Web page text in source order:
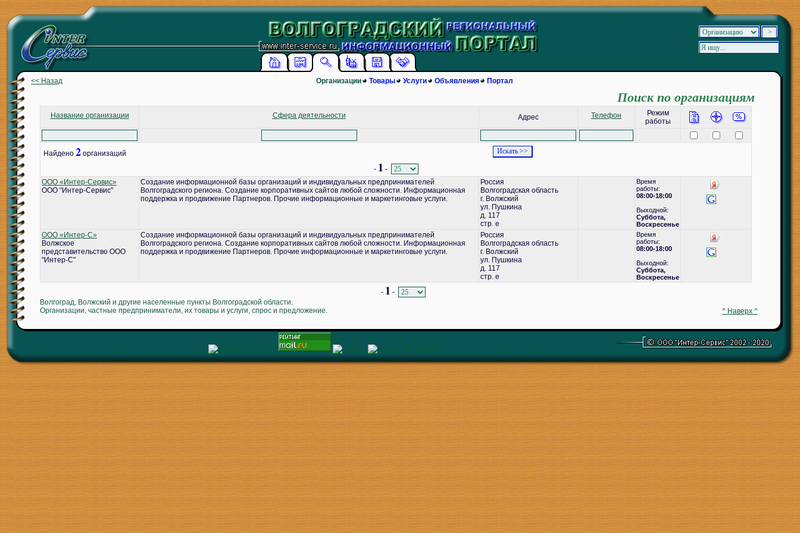
<< Назад Организации Товары Услуги Объявления Портал
Поиск по организациям
Название организации Сфера деятельности Адрес Телефон
Режим
работы
Найдено 2 организаций
- 1 -
ООО «Интер-Сервис»
ООО "Интер-Сервис"
Создание информационной базы организаций и индивидуальных предпринимателей
Волгоградского региона. Создание корпоративных сайтов любой сложности. Информационная
поддержка и продвижение Партнеров. Прочие информационные и маркетинговые услуги.
Россия
Волгоградская область
г. Волжский
ул. Пушкина
д. 117
стр. е
Время
работы:
08:00-18:00
Выходной:
Суббота,
Воскресенье
ООО «Интер-С»
Волжское
представительство ООО
"Интер-С"
Создание информационной базы организаций и индивидуальных предпринимателей
Волгоградского региона. Создание корпоративных сайтов любой сложности. Информационная
поддержка и продвижение Партнеров. Прочие информационные и маркетинговые услуги.
Россия
Волгоградская область
г. Волжский
ул. Пушкина
д. 117
стр. е
Время
работы:
08:00-18:00
Выходной:
Суббота,
Воскресенье
- 1 -
Волгоград, Волжский и другие населенные пункты Волгоградской области.
Организации, частные предприниматели, их товары и услуги, спрос и предложение.
^ Наверх ^